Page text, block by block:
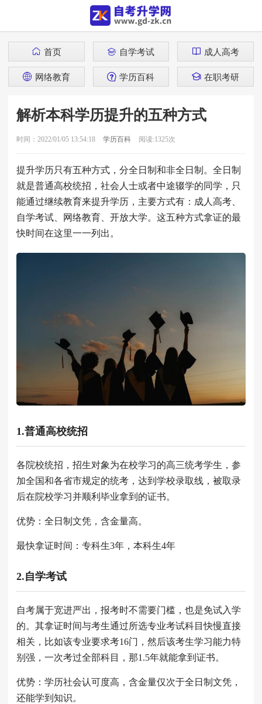
首页 自学考试 成人高考
网络教育 学历百科 在职考研
解析本科学历提升的五种方式
时间：2022/01/05 13:54:18 学历百科 阅读:1325次
提升学历只有五种方式，分全日制和非全日制。全日制
就是普通高校统招，社会人士或者中途辍学的同学，只
能通过继续教育来提升学历，主要方式有：成人高考、
自学考试、网络教育、开放大学。这五种方式拿证的最
快时间在这里一一列出。
1.普通高校统招
各院校统招，招生对象为在校学习的高三统考学生，参
加全国和各省市规定的统考，达到学校录取线，被取录
后在院校学习并顺利毕业拿到的证书。
优势：全日制文凭，含金量高。
最快拿证时间：专科生3年，本科生4年
2.自学考试
自考属于宽进严出，报考时不需要门槛，也是免试入学
的。其拿证时间与考生通过所选专业考试科目快慢直接
相关，比如该专业要求考16门，然后该考生学习能力特
别强，一次考过全部科目，那1.5年就能拿到证书。
优势：学历社会认可度高，含金量仅次于全日制文凭，
还能学到知识。